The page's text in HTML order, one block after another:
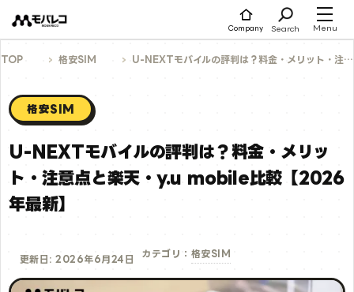
ツ
ス
Company Search Menu
TOP 格安SIM U-NEXTモバイルの評判は？料金・メリット・注意点と楽天・y.u mobile比較【2026年最新】
格安SIM
U-NEXTモバイルの評判は？料金・メリッ
ト・注意点と楽天・y.u mobile比較【2026
年最新】
更新日: 2026年6月24日
カテゴリ： 格安SIM